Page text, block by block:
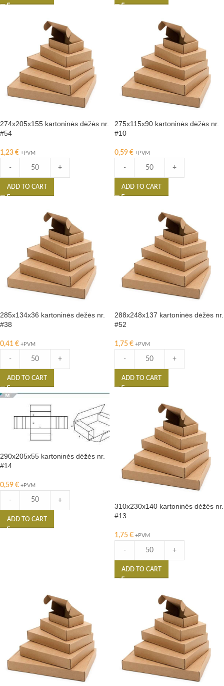
274x205x155 kartoninės dėžės nr.
#54
1,23 € +PVM
- +
ADD TO CART
275x115x90 kartoninės dėžės nr.
#10
0,59 € +PVM
- +
ADD TO CART
285x134x36 kartoninės dėžės nr.
#38
0,41 € +PVM
- +
ADD TO CART
288x248x137 kartoninės dėžės nr.
#52
1,75 € +PVM
- +
ADD TO CART
290x205x55 kartoninės dėžės nr.
#14
0,59 € +PVM
- +
ADD TO CART
310x230x140 kartoninės dėžės nr.
#13
1,75 € +PVM
- +
ADD TO CART